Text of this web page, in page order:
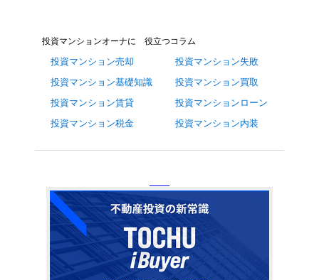
投資マンションオーナに 役立つコラム
投資マンション売却
投資マンション基礎知識
投資マンション賃貸
投資マンション税金
投資マンション失敗
投資マンション買取
投資マンションローン
投資マンション内装